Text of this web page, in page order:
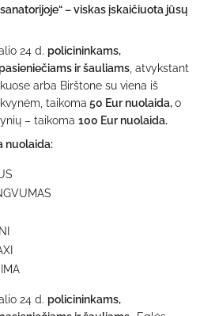
– viskas įskaičiuota jūsų
24 d. policininkams,
ir šauliams, atvykstant
arba Birštone su viena iš
taikoma 50 Eur nuolaida,o
– taikoma 100 Eur nuolaida.
nuolaida:
24 d. policininkams,